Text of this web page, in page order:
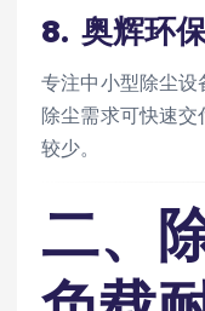
8. 奥辉环
专注中小型除尘设
除尘需求可快速
较少。
二、